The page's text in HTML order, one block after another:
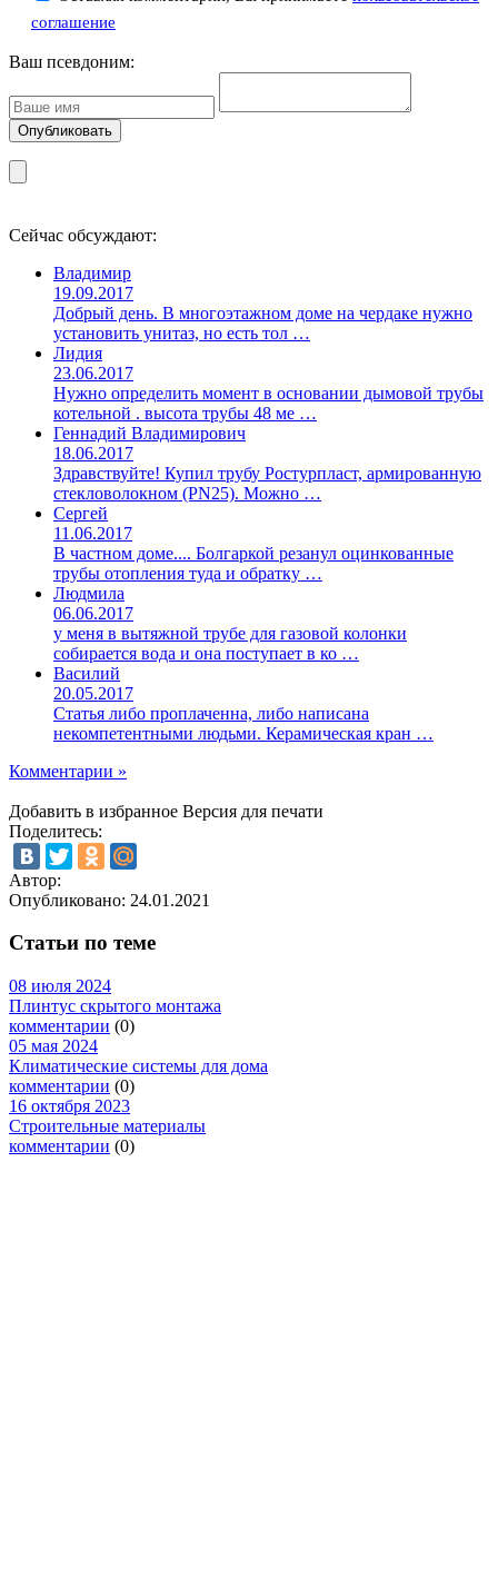
соглашение
Ваш псевдоним:
Сейчас обсуждают:
Владимир
19.09.2017
Добрый день. В многоэтажном доме на чердаке нужно
установить унитаз, но есть тол …
Лидия
23.06.2017
Нужно определить момент в основании дымовой трубы
котельной . высота трубы 48 ме …
Геннадий Владимирович
18.06.2017
Здравствуйте! Купил трубу Ростурпласт, армированную
стекловолокном (PN25). Можно …
Сергей
11.06.2017
В частном доме.... Болгаркой резанул оцинкованные
трубы отопления туда и обратку …
Людмила
06.06.2017
у меня в вытяжной трубе для газовой колонки
собирается вода и она поступает в ко …
Василий
20.05.2017
Статья либо проплаченна, либо написана
некомпетентными людьми. Керамическая кран …
Комментарии »
Добавить в избранное Версия для печати
Поделитесь:
Автор:
Опубликовано: 24.01.2021
Статьи по теме
08 июля 2024
Плинтус скрытого монтажа
комментарии (0)
05 мая 2024
Климатические системы для дома
комментарии (0)
16 октября 2023
Строительные материалы
комментарии (0)